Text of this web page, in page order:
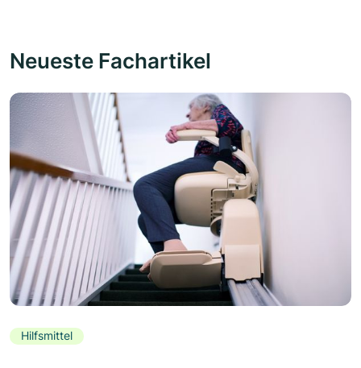
Neueste Fachartikel
Hilfsmittel